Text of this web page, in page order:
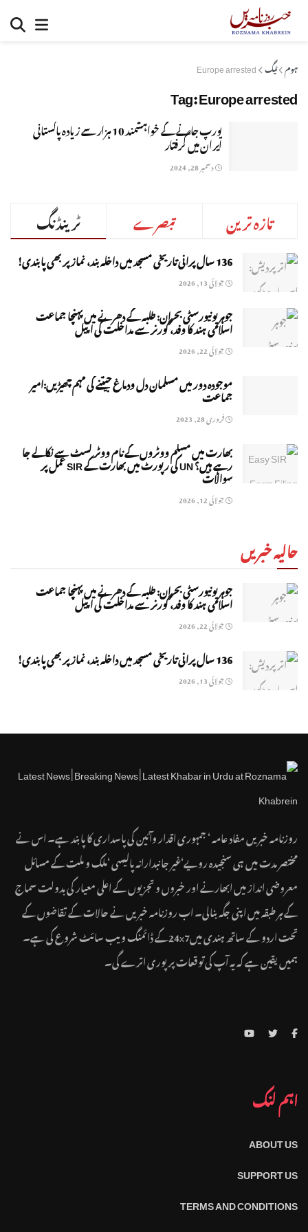
ہوم ٹیگ Europe arrested
Tag:Europe arrested
یورپ جانے کے خواہشمند 10 ہزار سے زیادہ پاکستانی
ایران میں گرفتار
دسمبر 28, 2024
ٹرینڈنگ تبصرے تازہ ترین
136 سال پرانی تاریخی مسجد میں داخلہ بند، نماز پر بھی پابندی!
جولائی 13, 2026
جوہر یونیورسٹی بحران: طلبہ کے دھرنے میں پہنچا جماعت
اسلامی ہند کا وفد، گورنر سے مداخلت کی اپیل
جولائی 22, 2026
موجودہ دور میں مسلمان دل ودماغ جیتنے کی مہم چھیڑیں:امیر
جماعت
فروری 28, 2023
بھارت میں مسلم ووٹروں کے نام ووٹر لسٹ سے نکالے جا
رہے ہیں؟ UN کی رپورٹ میں بھارت کے SIR عمل پر
سوالات
جولائی 12, 2026
حالیہ خبریں
جوہر یونیورسٹی بحران: طلبہ کے دھرنے میں پہنچا جماعت
اسلامی ہند کا وفد، گورنر سے مداخلت کی اپیل
جولائی 22, 2026
136 سال پرانی تاریخی مسجد میں داخلہ بند، نماز پر بھی پابندی!
جولائی 13, 2026
روزنامہ خبریں مفاد عامہ ‘ جمہوری اقدار وآئین کی پاسداری کا پابند ہے۔ اس نے
مختصر مدت میں ہی سنجیدہ رویے‘غیر جانبدارانہ پالیسی ‘ملک و ملت کے مسائل
معروضی انداز میں ابھارنے اور خبروں و تجزیوں کے اعلی معیار کی بدولت سماج
کے ہر طبقہ میں اپنی جگہ بنالی۔ اب روزنامہ خبریں نے حالات کے تقاضوں کے
تحت اردو کے ساتھ ہندی میں24x7کے ڈائمنگ ویب سائٹ شروع کی ہے۔
ہمیں یقین ہے کہ یہ آپ کی توقعات پر پوری اترے گی۔
اہم لنک
ABOUT US
SUPPORT US
TERMS AND CONDITIONS